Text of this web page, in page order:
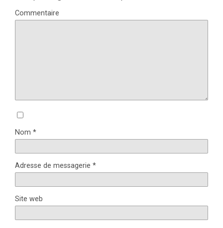
Commentaire
Nom *
Adresse de messagerie *
Site web